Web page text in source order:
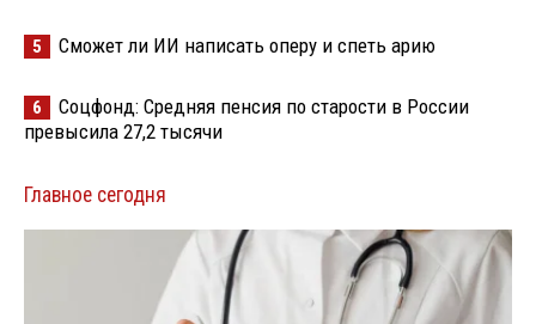
5 Сможет ли ИИ написать оперу и спеть арию
6
Соцфонд: Средняя пенсия по старости в России
превысила 27,2 тысячи
Главное сегодня